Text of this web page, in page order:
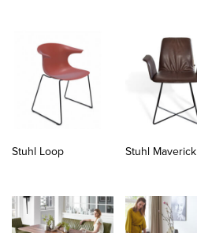
Stuhl Loop Stuhl Maverick